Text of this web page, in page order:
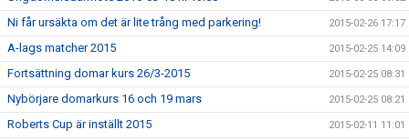
Ni får ursäkta om det är lite trång med parkering! 2015-02-26 17:17
A-lags matcher 2015 2015-02-25 14:09
Fortsättning domar kurs 26/3-2015 2015-02-25 08:31
Nybörjare domarkurs 16 och 19 mars 2015-02-25 08:21
Roberts Cup är inställt 2015 2015-02-11 11:01